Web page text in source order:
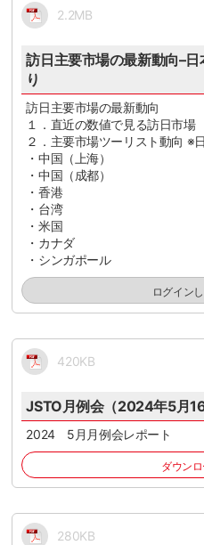
2.2MB
訪日主要市場の最新動向–
り
訪日主要市場の最新動向
１．直近の数値で見る訪日市場
２．主要市場ツーリスト動向 ※
・中国（上海）
・中国（成都）
・香港
・台湾
・米国
・カナダ
・シンガポール
ログイン
420KB
JSTO月例会（2024年5月
2024 5月月例会レポート
ダウン
280KB